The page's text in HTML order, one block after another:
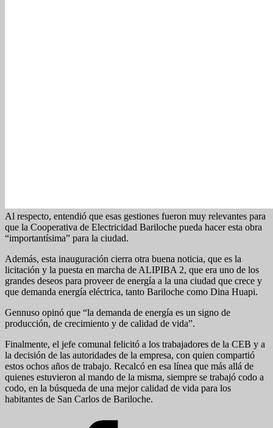
Al respecto, entendió que esas gestiones fueron muy relevantes para
que la Cooperativa de Electricidad Bariloche pueda hacer esta obra
“importantísima” para la ciudad.
Además, esta inauguración cierra otra buena noticia, que es la
licitación y la puesta en marcha de ALIPIBA 2, que era uno de los
grandes deseos para proveer de energía a la una ciudad que crece y
que demanda energía eléctrica, tanto Bariloche como Dina Huapi.
Gennuso opinó que “la demanda de energía es un signo de
producción, de crecimiento y de calidad de vida”.
Finalmente, el jefe comunal felicitó a los trabajadores de la CEB y a
la decisión de las autoridades de la empresa, con quien compartió
estos ochos años de trabajo. Recalcó en esa línea que más allá de
quienes estuvieron al mando de la misma, siempre se trabajó codo a
codo, en la búsqueda de una mejor calidad de vida para los
habitantes de San Carlos de Bariloche.